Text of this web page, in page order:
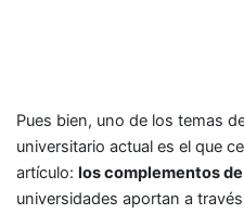
Pues bien, uno de los temas
universitario actual es el que
artículo: los complementos
universidades aportan a